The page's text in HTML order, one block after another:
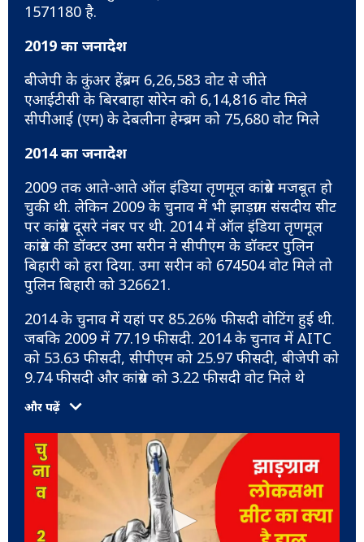
1571180 है.
2019 का जनादेश
बीजेपी के कुंअर हेंब्रम 6,26,583 वोट से जीते
एआईटीसी के बिरबाहा सोरेन को 6,14,816 वोट मिले
सीपीआई (एम) के देबलीना हेम्ब्रम को 75,680 वोट मिले
2014 का जनादेश
2009 तक आते-आते ऑल इंडिया तृणमूल कांग्रेस मजबूत हो
चुकी थी. लेकिन 2009 के चुनाव में भी झाड़ग्राम संसदीय सीट
पर कांग्रेस दूसरे नंबर पर थी. 2014 में ऑल इंडिया तृणमूल
कांग्रेस की डॉक्टर उमा सरीन ने सीपीएम के डॉक्टर पुलिन
बिहारी को हरा दिया. उमा सरीन को 674504 वोट मिले तो
पुलिन बिहारी को 326621.
2014 के चुनाव में यहां पर 85.26% फीसदी वोटिंग हुई थी.
जबकि 2009 में 77.19 फीसदी. 2014 के चुनाव में AITC
को 53.63 फीसदी, सीपीएम को 25.97 फीसदी, बीजेपी को
9.74 फीसदी और कांग्रेस को 3.22 फीसदी वोट मिले थे
और पढ़ें